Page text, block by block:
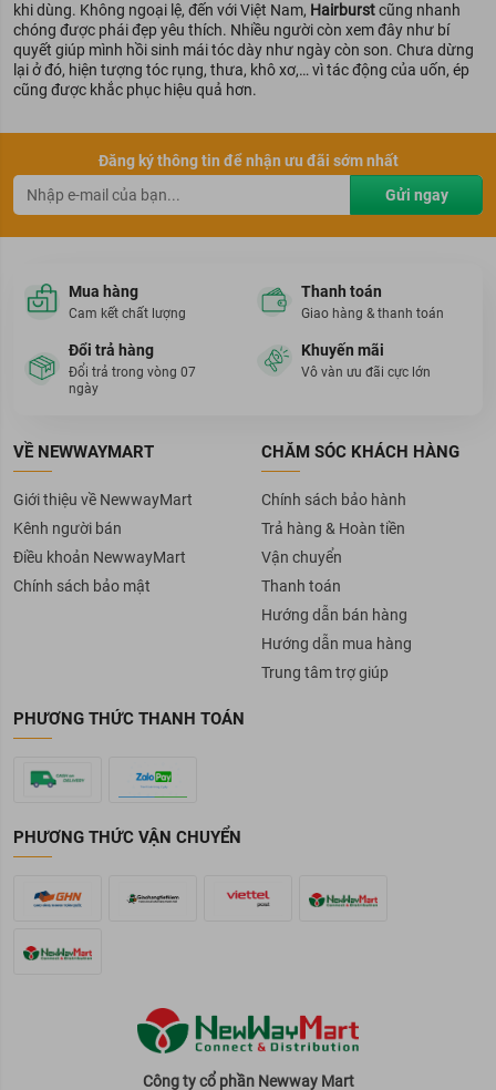
khi dùng. Không ngoại lệ, đến với Việt Nam, Hairburstcũng nhanh
chóng được phái đẹp yêu thích. Nhiều người còn xem đây như bí
quyết giúp mình hồi sinh mái tóc dày như ngày còn son. Chưa dừng
lại ở đó, hiện tượng tóc rụng, thưa, khô xơ,… vì tác động của uốn, ép
cũng được khắc phục hiệu quả hơn.
Đăng ký thông tin để nhận ưu đãi sớm nhất
Gửi ngay
Mua hàng
Cam kết chất lượng
Thanh toán
Giao hàng & thanh toán
Đổi trả hàng
Đổi trả trong vòng 07
ngày
Khuyến mãi
Vô vàn ưu đãi cực lớn
VỀ NEWWAYMART
Giới thiệu về NewwayMart
Kênh người bán
Điều khoản NewwayMart
Chính sách bảo mật
CHĂM SÓC KHÁCH HÀNG
Chính sách bảo hành
Trả hàng & Hoàn tiền
Vận chuyển
Thanh toán
Hướng dẫn bán hàng
Hướng dẫn mua hàng
Trung tâm trợ giúp
PHƯƠNG THỨC THANH TOÁN
PHƯƠNG THỨC VẬN CHUYỂN
Công ty cổ phần Newway Mart